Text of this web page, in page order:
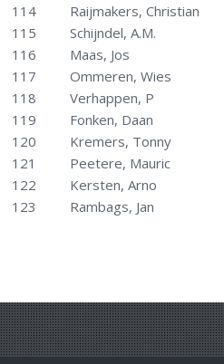
114
Raijmakers, Christian
115
Schijndel, A.M.
116
Maas, Jos
117
Ommeren, Wies
118
Verhappen, P
119
Fonken, Daan
120
Kremers, Tonny
121
Peetere, Mauric
122
Kersten, Arno
123
Rambags, Jan